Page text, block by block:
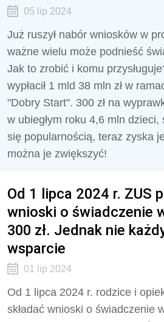
05 lip 2024
Już ruszył nabór wniosków w
ważne wielu może podnieść
Jak to zrobić i komu
wypłacił 1 mld 38 mln zł w
"Dobry Start". 300 zł na
w ubiegłym roku 4,6 mln
się popularnością, teraz zyska
można je zwiększyć!
Od 1 lipca 2024 r. ZUS
wnioski o świadczenie
300 zł. Jednak nie
wsparcie
01 lip 2024
Od 1 lipca 2024 r. rodzice i
składać wnioski o świadczenie